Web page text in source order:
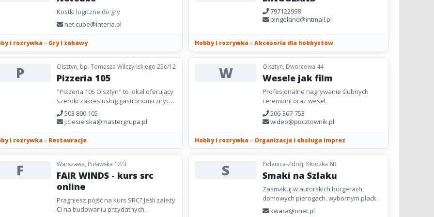
Kostki logiczne do gry
net.cube@interia.pl
i rozrywka» Gry i zabawy
797122998
bingoland@intmail.pl
Hobby i rozrywka»Akcesoria dla hobbystów
P Olsztyn, bp. Tomasza Wilczyńskiego 25e/12
Pizzeria 105
"Pizzeria 105 Olsztyn" to lokal oferujący
szeroki zakres usług gastronomicznych,
w którym każdy znajdzie coś dla siebie.
Filozofia...
503 800 105
j.ciesielska@mastergrupa.pl
i rozrywka» Restauracje
W Olsztyn, Dworcowa 44
Wesele jak film
Profesjonalne nagrywanie ślubnych
ceremonii oraz wesel.
506-367-753
wideo@pocztownik.pl
Hobby i rozrywka» Organizacja i obsługa imprez
F Warszawa, Puławska 12/3
FAIR WINDS - kurs src
online
Pragniesz pójść na kurs SRC? Jeśli zależy
Ci na budowaniu przydatnych
S Polanica-Zdrój, Kłodzka 8B
Smaki na Szlaku
Zasmakuj w autorskich burgerach,
domowych pierogach, wybornym placku
po węgiersku, czy smacznych mięsiwach.
kwara@onet.pl